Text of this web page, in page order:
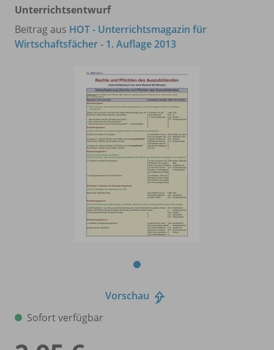
Unterrichtsentwurf
Beitrag aus HOT - Unterrichtsmagazin für
Wirtschaftsfächer - 1. Auflage 2013
Vorschau
Sofort verfügbar